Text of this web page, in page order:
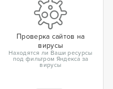
Проверка сайтов на
вирусы
Находятся ли Ваши ресурсы
под фильтром Яндекса за
вирусы